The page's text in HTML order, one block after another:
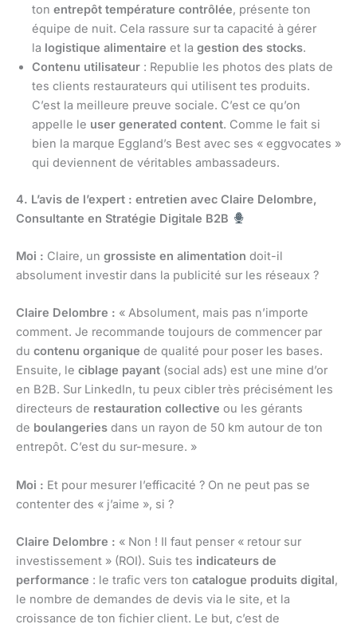
ton entrepôt température contrôlée, présente ton
équipe de nuit. Cela rassure sur ta capacité à gérer
la logistique alimentaire et la gestion des stocks.
Contenu utilisateur : Republie les photos des plats de
tes clients restaurateurs qui utilisent tes produits.
C’est la meilleure preuve sociale. C’est ce qu’on
appelle le user generated content. Comme le fait si
bien la marque Eggland’s Best avec ses « eggvocates »
qui deviennent de véritables ambassadeurs.
4. L’avis de l’expert : entretien avec Claire Delombre,
Consultante en Stratégie Digitale B2B
Moi : Claire, un grossiste en alimentation doit-il
absolument investir dans la publicité sur les réseaux ?
Claire Delombre : « Absolument, mais pas n’importe
comment. Je recommande toujours de commencer par
du contenu organique de qualité pour poser les bases.
Ensuite, le ciblage payant (social ads) est une mine d’or
en B2B. Sur LinkedIn, tu peux cibler très précisément les
directeurs de restauration collective ou les gérants
de boulangeries dans un rayon de 50 km autour de ton
entrepôt. C’est du sur-mesure. »
Moi : Et pour mesurer l’efficacité ? On ne peut pas se
contenter des « j’aime », si ?
Claire Delombre : « Non ! Il faut penser « retour sur
investissement » (ROI). Suis tes indicateurs de
performance : le trafic vers ton catalogue produits digital,
le nombre de demandes de devis via le site, et la
croissance de ton fichier client. Le but, c’est de